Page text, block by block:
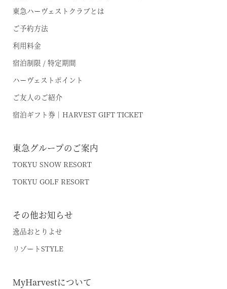
RESERVE京都東山
In THE HOTEL HIGASHIYAMA
都リゾート 志摩ベイサイドテラス
プリンス バケーション クラブ
東急ハーヴェストクラブとは
ご予約方法
利用料金
宿泊制限 / 特定期間
ハーヴェストポイント
ご友人のご紹介
宿泊ギフト券｜HARVEST GIFT TICKET
東急グループのご案内
TOKYU SNOW RESORT
TOKYU GOLF RESORT
その他お知らせ
逸品おとりよせ
リゾートSTYLE
MyHarvestについて